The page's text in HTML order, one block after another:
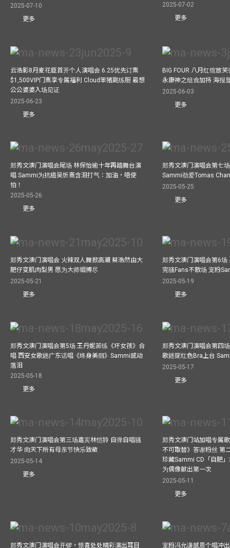
2025-07-10
更多
2025-07-02
更多
云浩影8月麦花臣首开个人演唱会 6.25优先订票
$1,500VIP门票享专属福利 Cloud笨猪跳练胆 最想
公公婆婆入场见证
2025-06-23
更多
BIG FOUR 八月红馆放
永康神之组合加持 海报
2025-06-03
更多
郑秀文澳门演唱会尾场 林保怡逾十年再踏舞台演
唱 Sammi为抗癌吴忻熹含泪打气：加油，唔使
怕！
2025-05-26
更多
郑秀文澳门演唱会第七
Sammi劲爱Tomas
2025-05-25
更多
郑秀文澳门演唱会 火辣双人舞掀高潮 蔡浩然由大
肥仔变肌肉型男 愿为大师姐搏尽
2025-05-21
更多
郑秀文澳门演唱会第6场
完骚Fans不散场 宠粉
2025-05-19
更多
郑秀文澳门演唱会第5场 王丹妮苦练《坏女孩》合
唱 西安女歌迷广东话唱《终身美丽》Sammi感动
落泪
2025-05-18
更多
郑秀文澳门演唱会第四
歌迷掟红色Bra上台
2025-05-17
更多
郑秀文澳门演唱会第三场嘉宾林恺铃 自弹自唱骚
才华 向天下所有母亲节快乐致敬
2025-05-14
更多
郑秀文澳门站加唱专属
不可取替》答谢粉丝 第
珍藏Sammi CD「自肥
为偶像献出第一次
2025-05-11
更多
郑秀文澳门演唱会开锣，惊喜处处精彩演出耳目 宠粉冯允谦感恩个唱冲